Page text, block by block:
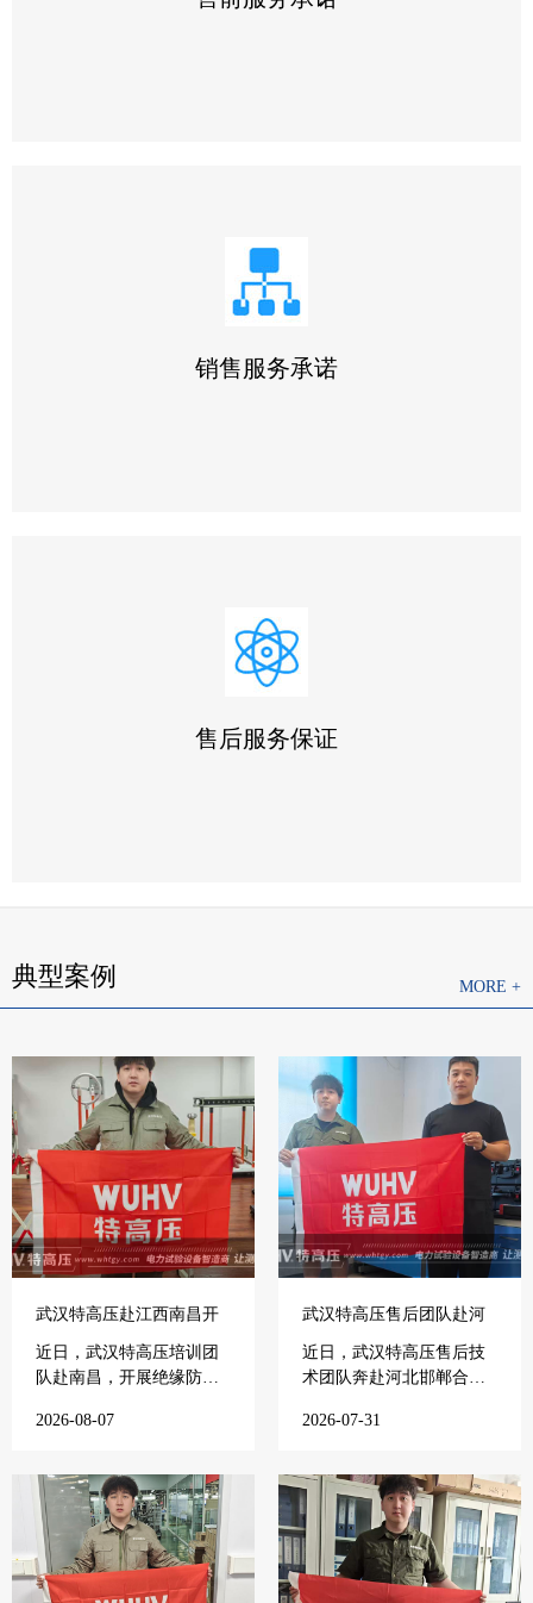
1.提供专业咨询。在2小时之内答复您提出的专业技术问题
2.提供详细资料。在1小时之内将您所需要的技术资料邮出
3.提供合理报价。在2小时之内为您提供合理报价
销售服务承诺
1.采用全国统一的《工业品买卖合同》与您签订合同和技术
2.竭力按时按量为您提供优质产品，并采用最优运输方式，
3.积极与使用人员沟通，尊重用户安排，为用户提供周到的
售后服务保证
1.我们将按照客户的要求提供相关的技术培训和技术资料
同约定
3.我们保证在15分钟内进行电话指导，由您自行排除设备的
简单故障
典型案例 MORE +
武汉特高压赴江西南昌开
展专项培训
近日，武汉特高压培训团
队赴南昌，开展绝缘防护
2026-08-07
武汉特高压售后团队赴河
北邯郸开展电力培训
近日，武汉特高压售后技
术团队奔赴河北邯郸合作
2026-07-31